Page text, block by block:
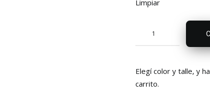
Limpiar
Elegí color y talle, y
carrito.